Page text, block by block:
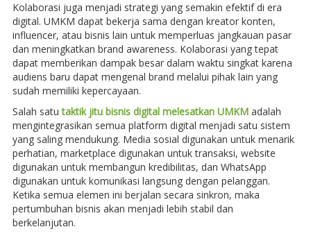
Kolaborasi juga menjadi strategi yang semakin efektif di era
digital. UMKM dapat bekerja sama dengan kreator konten,
influencer, atau bisnis lain untuk memperluas jangkauan pasar
dan meningkatkan brand awareness. Kolaborasi yang tepat
dapat memberikan dampak besar dalam waktu singkat karena
audiens baru dapat mengenal brand melalui pihak lain yang
sudah memiliki kepercayaan.
Salah satutaktik jitu bisnis digital melesatkan UMKMadalah
mengintegrasikan semua platform digital menjadi satu sistem
yang saling mendukung. Media sosial digunakan untuk menarik
perhatian, marketplace digunakan untuk transaksi, website
digunakan untuk membangun kredibilitas, dan WhatsApp
digunakan untuk komunikasi langsung dengan pelanggan.
Ketika semua elemen ini berjalan secara sinkron, maka
pertumbuhan bisnis akan menjadi lebih stabil dan
berkelanjutan.